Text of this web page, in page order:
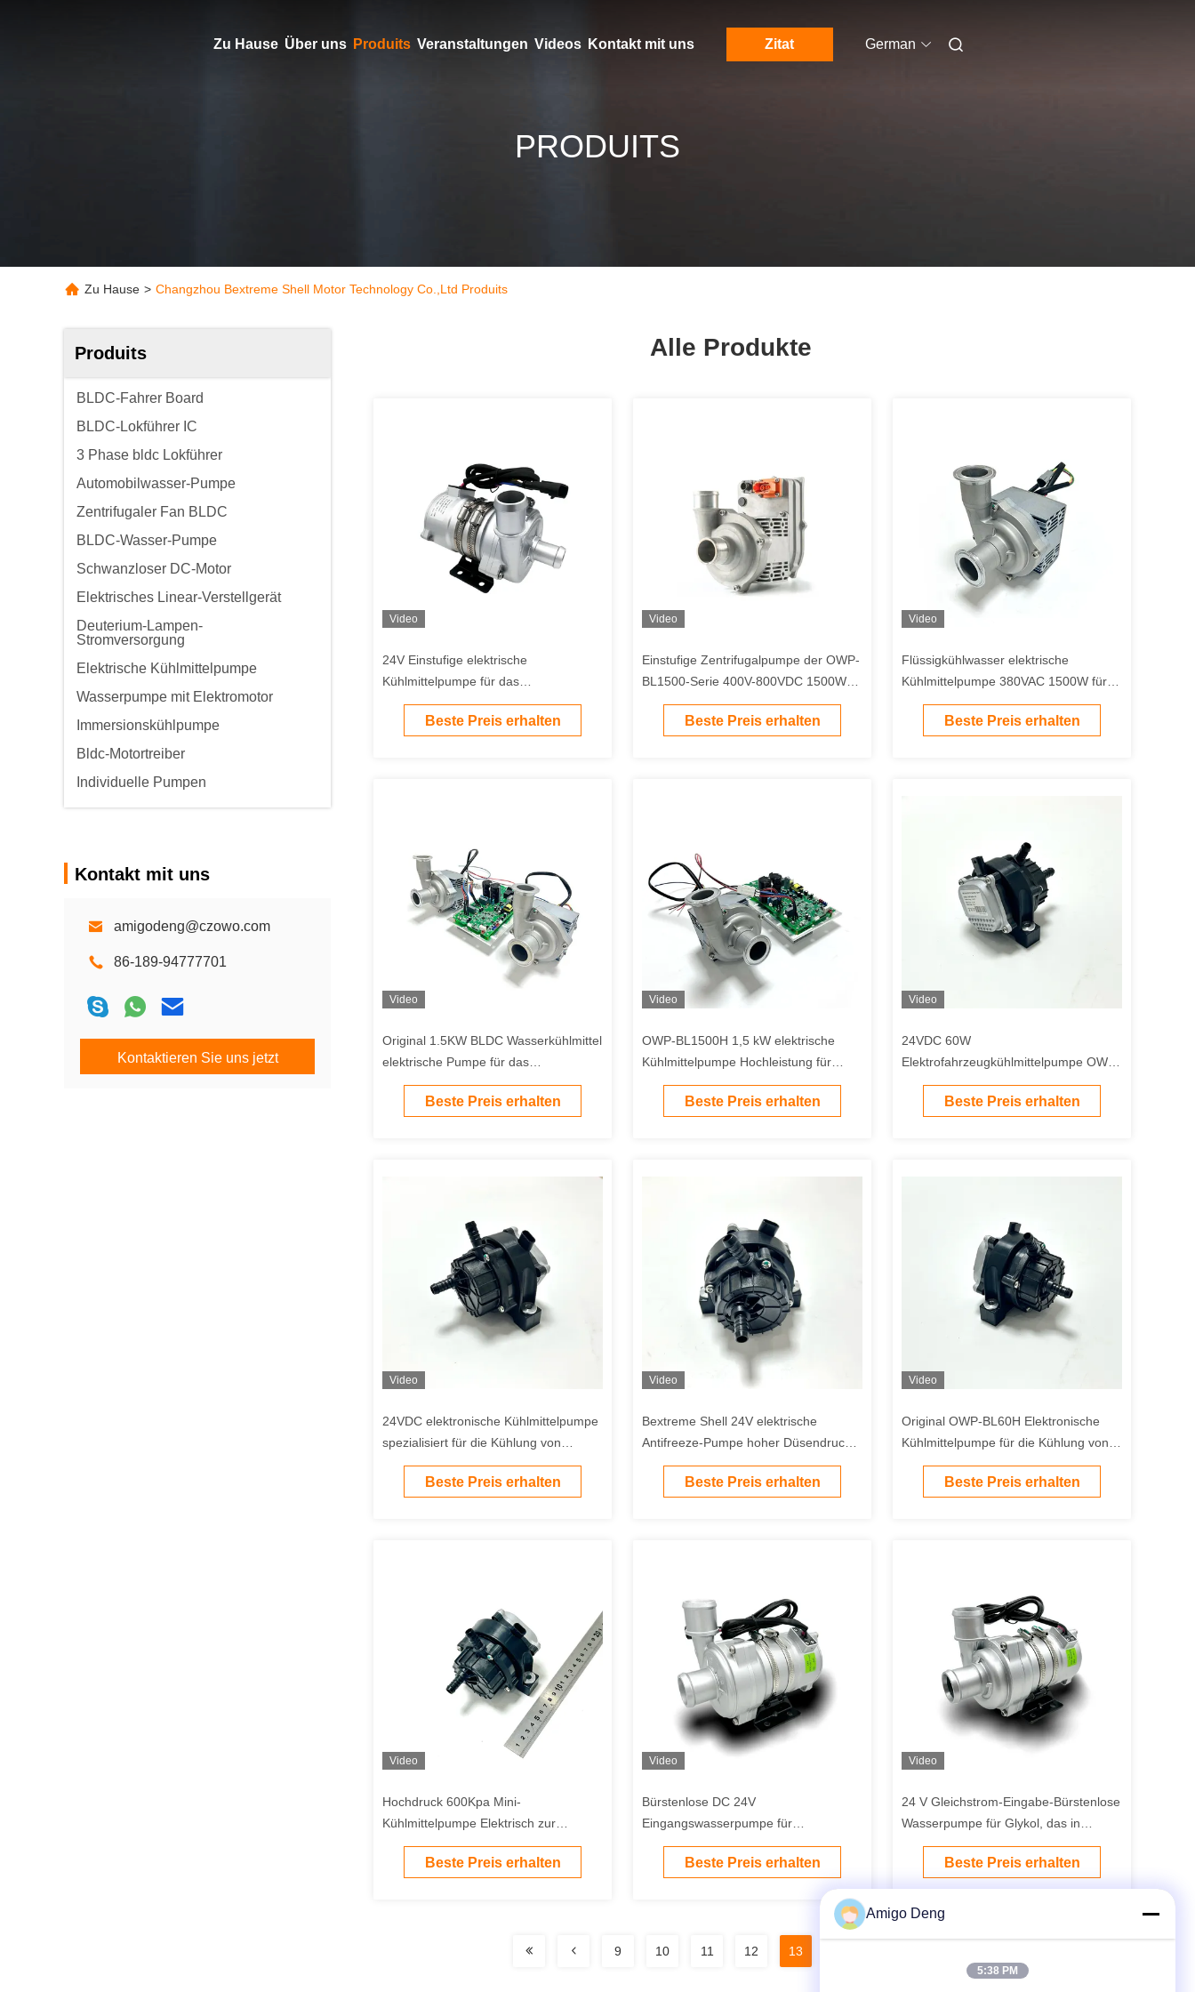
Zu Hause Über uns Produits Veranstaltungen Videos Kontakt mit uns Zitat German
PRODUITS
Zu Hause > Changzhou Bextreme Shell Motor Technology Co.,Ltd Produits
Produits
BLDC-Fahrer Board
BLDC-Lokführer IC
3 Phase bldc Lokführer
Automobilwasser-Pumpe
Zentrifugaler Fan BLDC
BLDC-Wasser-Pumpe
Schwanzloser DC-Motor
Elektrisches Linear-Verstellgerät
Deuterium-Lampen-
Stromversorgung
Elektrische Kühlmittelpumpe
Wasserpumpe mit Elektromotor
Immersionskühlpumpe
Bldc-Motortreiber
Individuelle Pumpen
Kontakt mit uns
amigodeng@czowo.com
86-189-94777701
Kontaktieren Sie uns jetzt
Alle Produkte
Video
24V Einstufige elektrische
Kühlmittelpumpe für das
Wärmemanagementsystem von
Elektrofahrzeugen
Beste Preis erhalten
Video
Einstufige Zentrifugalpumpe der OWP-
BL1500-Serie 400V-800VDC 1500W
für die Flüssigkühlung
Beste Preis erhalten
Video
Flüssigkühlwasser elektrische
Kühlmittelpumpe 380VAC 1500W für
Rechenzentrum Kühlsystem
Beste Preis erhalten
Video
Original 1.5KW BLDC Wasserkühlmittel
elektrische Pumpe für das
eingetauchte Kühlen Dielektrische
Kühlmittel zirkulierend in Energie
Beste Preis erhalten
Video
OWP-BL1500H 1,5 kW elektrische
Kühlmittelpumpe Hochleistung für
Batterie-Wärmemanagementsystem in
der Energiespeicherung
Beste Preis erhalten
Video
24VDC 60W
Elektrofahrzeugkühlmittelpumpe OWP-
BL60H-D2-1 für Ladestation und
Batteriekühlung
Beste Preis erhalten
Video
24VDC elektronische Kühlmittelpumpe
spezialisiert für die Kühlung von
Hochleistungs-EV-Ladestationen
Beste Preis erhalten
Video
Bextreme Shell 24V elektrische
Antifreeze-Pumpe hoher Düsendruck
600Kpa für 800V Hochleistungs-EV-
LadestationBeste Preis erhalten
Video
Original OWP-BL60H Elektronische
Kühlmittelpumpe für die Kühlung von
Hochleistungsladegeräten für
Elektrofahrzeuge
Beste Preis erhalten
Video
Hochdruck 600Kpa Mini-
Kühlmittelpumpe Elektrisch zur
Kühlung von EV-Ladegeräten
Beste Preis erhalten
Video
Bürstenlose DC 24V
Eingangswasserpumpe für
Elektrofahrzeuge
Beste Preis erhalten
Video
24 V Gleichstrom-Eingabe-Bürstenlose
Wasserpumpe für Glykol, das in
flüssiggekühltem System zirkuliert
Beste Preis erhalten
9 10 11 12 13
Amigo Deng
5:38 PM